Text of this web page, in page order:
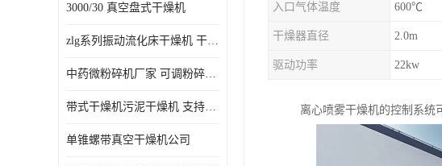
3000/30 真空盘式干燥机
zlg系列振动流化床干燥机 干燥速率 粉体干燥
中药微粉碎机厂家 可调粉碎粒度
带式干燥机污泥干燥机 支持定制 价格优惠
单锥螺带真空干燥机公司
入口气体温度 600℃
干燥器直径 2.0m
驱动功率 22kw
离心喷雾干燥机的控制系统